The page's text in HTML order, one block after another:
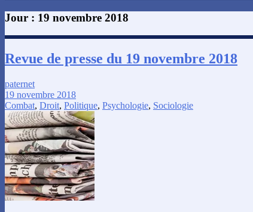
Jour : 19 novembre 2018
Revue de presse du 19 novembre 2018
paternet
19 novembre 2018
Combat, Droit, Politique, Psychologie, Sociologie